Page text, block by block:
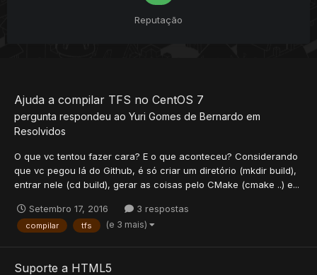
Reputação
Ajuda a compilar TFS no CentOS 7
pergunta respondeu ao Yuri Gomes de Bernardo em
Resolvidos
O que vc tentou fazer cara? E o que aconteceu? Considerando
que vc pegou lá do Github, é só criar um diretório (mkdir build),
entrar nele (cd build), gerar as coisas pelo CMake (cmake ..) e...
Setembro 17, 2016 3 respostas
compilar tfs (e 3 mais)
Suporte a HTML5